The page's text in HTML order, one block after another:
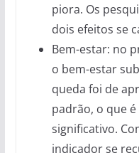
piora. Os
dois efeitos se
Bem-estar: no
o bem-estar
queda foi de
padrão, o que
significativo.
indicador se